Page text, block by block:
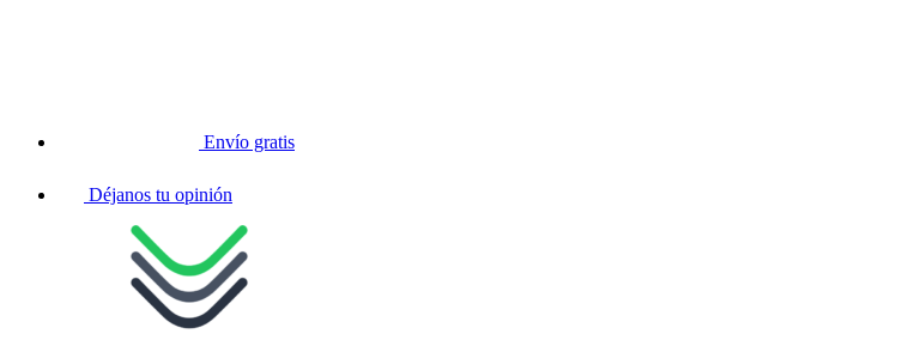
Envío gratis
Déjanos tu opinión